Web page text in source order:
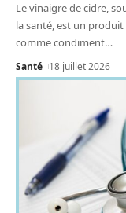
Le vinaigre de cidre,
la santé, est un
comme condiment…
Santé 18 juillet 2026